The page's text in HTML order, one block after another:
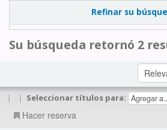
Refinar su
Su búsqueda retornó 2
| | Seleccionar títulos para:
Hacer reserva